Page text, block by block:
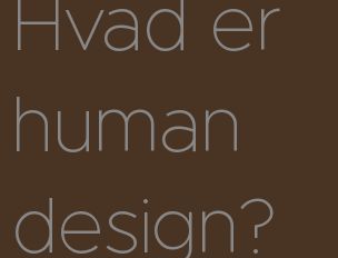
Hvad er
human
design?